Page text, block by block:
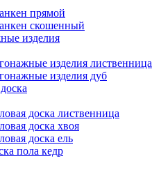
прямой
скошенный
изделия
изделия лиственница
изделия дуб
доска лиственница
доска хвоя
доска ель
пола кедр